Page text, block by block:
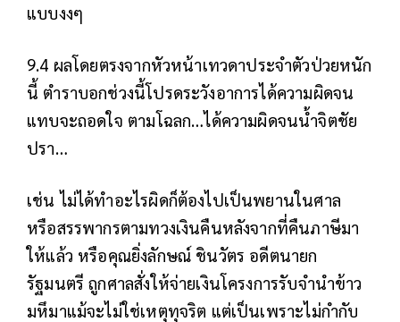
แบบงงๆ
9.4 ผลโดยตรงจากหัวหน้าเทวดาประจำตัวป่วยหนัก
นี้ ตำราบอกช่วงนี้โปรดระวังอาการได้ความผิดจน
แทบจะถอดใจ ตามโฉลก…ได้ความผิดจนน้ำจิตชัย
ปรา…
เช่น ไม่ได้ทำอะไรผิดก็ต้องไปเป็นพยานในศาล
หรือสรรพากรตามทวงเงินคืนหลังจากที่คืนภาษีมา
ให้แล้ว หรือคุณยิ่งลักษณ์ ชินวัตร อดีตนายก
รัฐมนตรี ถูกศาลสั่งให้จ่ายเงินโครงการรับจำนำข้าว
มหึมาแม้จะไม่ใช่เหตุทุจริต แต่เป็นเพราะไม่กำกับ